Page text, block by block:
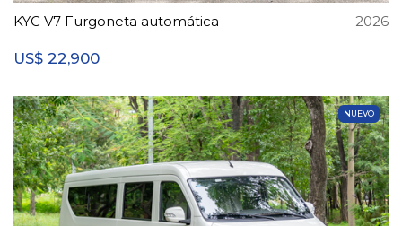
KYC V7 Furgoneta automática 2026
US$ 22,900
NUEVO